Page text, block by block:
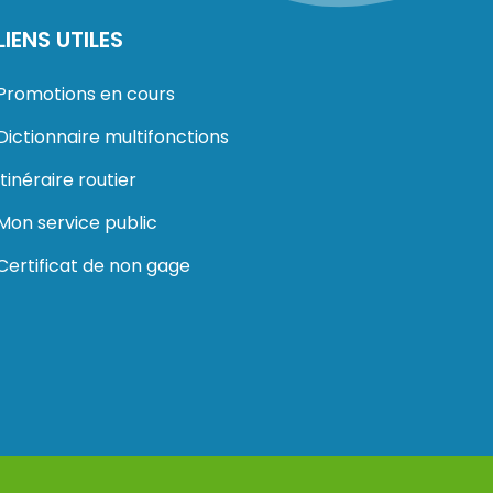
UTILES
en cours
multifonctions
routier
service public
de non gage